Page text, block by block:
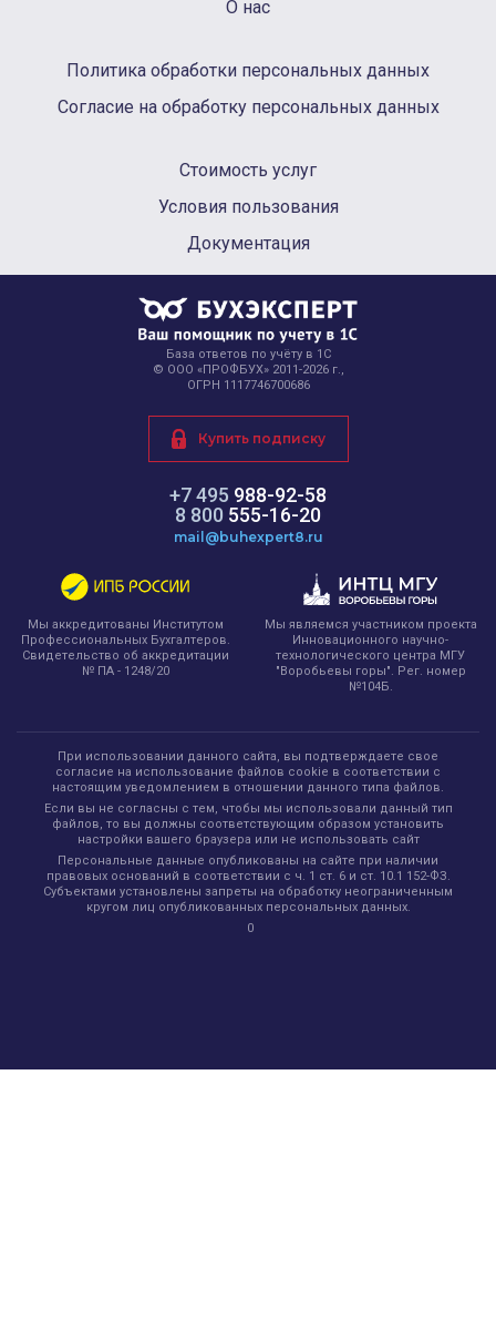
О нас
Политика обработки персональных данных
Согласие на обработку персональных данных
Стоимость услуг
Условия пользования
Документация
База ответов по учёту в 1С
© ООО «ПРОФБУХ» 2011-2026 г.,
ОГРН 1117746700686
+7 495 988-92-58
8 800 555-16-20
mail@buhexpert8.ru
Купить подписку
Мы аккредитованы Институтом
Профессиональных Бухгалтеров.
Свидетельство об аккредитации
№ ПА - 1248/20
Мы являемся участником проекта
Инновационного научно-
технологического центра МГУ
"Воробьевы горы". Рег. номер
№104Б.
При использовании данного сайта, вы подтверждаете свое
согласие на использование файлов cookie в соответствии с
настоящим уведомлением в отношении данного типа файлов.
Если вы не согласны с тем, чтобы мы использовали данный тип
файлов, то вы должны соответствующим образом установить
настройки вашего браузера или не использовать сайт
Персональные данные опубликованы на сайте при наличии
правовых оснований в соответствии с ч. 1 ст. 6 и ст. 10.1 152-ФЗ.
Субъектами установлены запреты на обработку неограниченным
кругом лиц опубликованных персональных данных.
0